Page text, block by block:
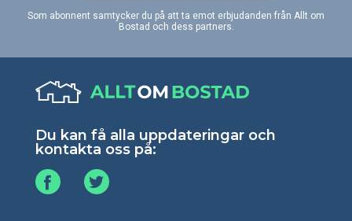
Som abonnent samtycker du på att ta emot erbjudanden från Allt om
Bostad och dess partners.
Du kan få alla uppdateringar och
kontakta oss på: